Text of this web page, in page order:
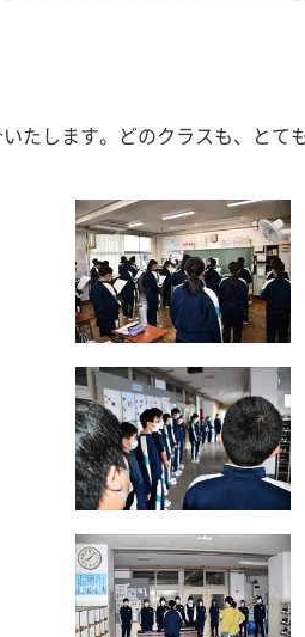
たします。どのクラスも、とて